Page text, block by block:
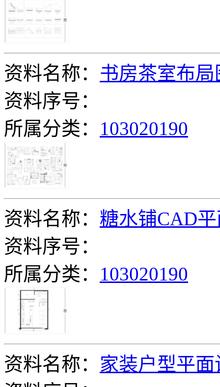
资料名称： 书房茶室布局
资料序号：
所属分类： 103020190
资料名称： 糖水铺CAD
资料序号：
所属分类： 103020190
资料名称： 家装户型平